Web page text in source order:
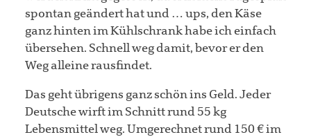
spontan geändert hat und … ups, den Käse
ganz hinten im Kühlschrank habe ich einfach
übersehen. Schnell weg damit, bevor er den
Weg alleine rausfindet.
Das geht übrigens ganz schön ins Geld. Jeder
Deutsche wirft im Schnitt rund 55 kg
Lebensmittel weg. Umgerechnet rund 150 € im